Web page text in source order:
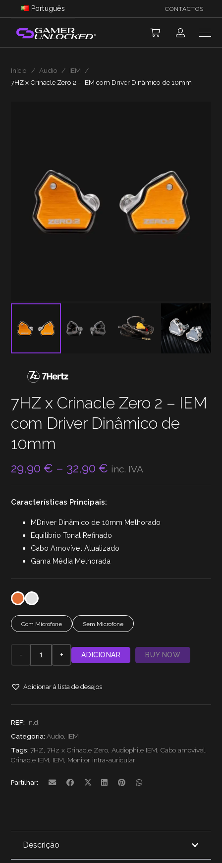
Português CONTACTOS
Início / Audio / IEM
/
7HZ x Crinacle Zero 2 – IEM com Driver Dinâmico de 10mm
7HZ x Crinacle Zero 2 – IEM
com Driver Dinâmico de
10mm
29,90€ – 32,90€ Price
32,90 €
inc. IVA
Características Principais:
MDriver Dinâmico de 10mm Melhorado
Equilíbrio Tonal Refinado
Cabo Amovível Atualizado
Gama Média Melhorada
Com Microfone Sem Microfone
Quantidade
7HZ
Crinacle
Zero
Driver
ADICIONAR BUY NOW
Adicionar à lista de desejos
REF:
n.d.
Categoria:Audio, IEM
Tags:7HZ,7Hz x Crinacle Zero,Audiophile IEM,Cabo amovível,
Crinacle IEM, IEM, Monitor intra-auricular
Partilhar:
Descrição